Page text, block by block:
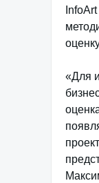
«Для